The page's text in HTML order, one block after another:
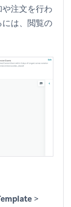
注文を行わ
は、 閲覧の
>